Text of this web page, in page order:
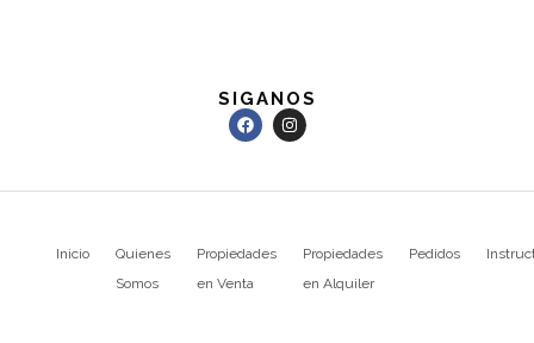
SIGANOS
Inicio
Quienes
Somos
Propiedades
en Venta
Propiedades
en Alquiler
Pedidos